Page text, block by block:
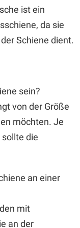
ist ein
da sie
Schiene dient.
sein?
von der Größe
möchten. Je
die
an einer
mit
an der